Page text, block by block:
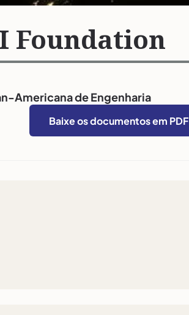
Foundation
Americana de Engenharia
Baixe os documentos em PDF